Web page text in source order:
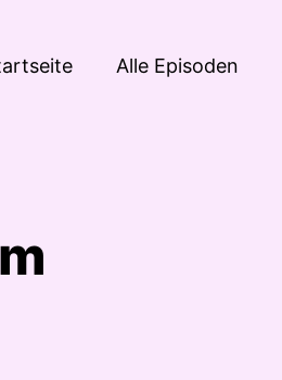
Alle Episoden